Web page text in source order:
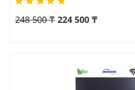
248 500 ₸ 224 500 ₸